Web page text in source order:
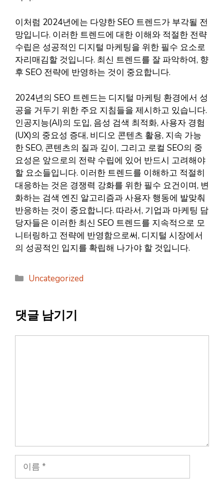
이처럼 2024년에는 다양한 SEO 트렌드가 부각될 전
망입니다. 이러한 트렌드에 대한 이해와 적절한 전략
수립은 성공적인 디지털 마케팅을 위한 필수 요소로
자리매김할 것입니다. 최신 트렌드를 잘 파악하여, 향
후 SEO 전략에 반영하는 것이 중요합니다.
2024년의 SEO 트렌드는 디지털 마케팅 환경에서 성
공을 거두기 위한 주요 지침들을 제시하고 있습니다.
인공지능(AI)의 도입, 음성 검색 최적화, 사용자 경험
(UX)의 중요성 증대, 비디오 콘텐츠 활용, 지속 가능
한 SEO, 콘텐츠의 질과 깊이, 그리고 로컬 SEO의 중
요성은 앞으로의 전략 수립에 있어 반드시 고려해야
할 요소들입니다. 이러한 트렌드를 이해하고 적절히
대응하는 것은 경쟁력 강화를 위한 필수 요건이며, 변
화하는 검색 엔진 알고리즘과 사용자 행동에 발맞춰
반응하는 것이 중요합니다. 따라서, 기업과 마케팅 담
당자들은 이러한 최신 SEO 트렌드를 지속적으로 모
니터링하고 전략에 반영함으로써, 디지털 시장에서
의 성공적인 입지를 확립해 나가야 할 것입니다.
카
리
Uncategorized
댓글 남기기